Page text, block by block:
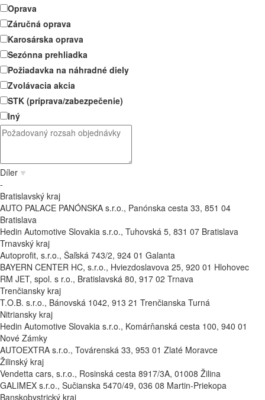
Oprava
Záručná oprava
Karosárska oprava
Sezónna prehliadka
Požiadavka na náhradné diely
Zvolávacia akcia
STK (príprava/zabezpečenie)
Iný
Díler
-
Bratislavský kraj
AUTO PALACE PANÓNSKA s.r.o., Panónska cesta 33, 851 04
Bratislava
Hedin Automotive Slovakia s.r.o., Tuhovská 5, 831 07 Bratislava
Trnavský kraj
Autoprofit, s.r.o., Šaľská 743/2, 924 01 Galanta
BAYERN CENTER HC, s.r.o., Hviezdoslavova 25, 920 01 Hlohovec
RM JET, spol. s r.o., Bratislavská 80, 917 02 Trnava
Trenčiansky kraj
T.O.B. s.r.o., Bánovská 1042, 913 21 Trenčianska Turná
Nitriansky kraj
Hedin Automotive Slovakia s.r.o., Komárňanská cesta 100, 940 01
Nové Zámky
AUTOEXTRA s.r.o., Továrenská 33, 953 01 Zlaté Moravce
Žilinský kraj
Vendetta cars, s.r.o., Rosinská cesta 8917/3A, 01008 Žilina
GALIMEX s.r.o., Sučianska 5470/49, 036 08 Martin-Priekopa
Banskobystrický kraj